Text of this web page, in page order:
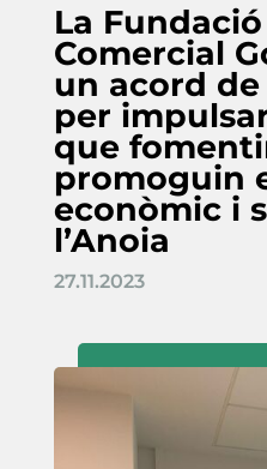
La
Comercial
un acord de
per
que
promoguin
econòmic i
l’Anoia
27.11.2023